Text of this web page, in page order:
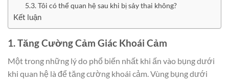
5.3. Tôi có thể quan hệ sau khi bị sảy thai không?
Kết luận
1. Tăng Cường Cảm Giác Khoái Cảm
Một trong những lý do phổ biến nhất khi ấn vào bụng dưới
khi quan hệ là để tăng cường khoái cảm. Vùng bụng dưới